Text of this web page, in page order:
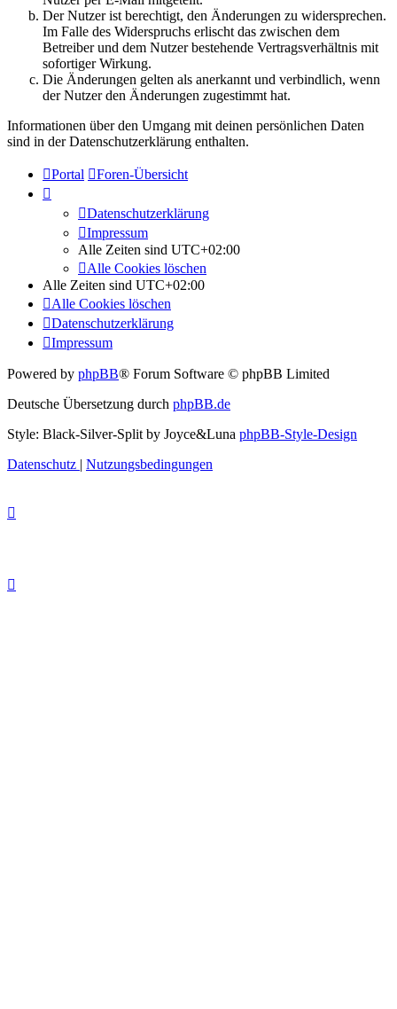
Der Nutzer ist berechtigt, den Änderungen zu widersprechen.
Im Falle des Widerspruchs erlischt das zwischen dem
Betreiber und dem Nutzer bestehende Vertragsverhältnis mit
sofortiger Wirkung.
Die Änderungen gelten als anerkannt und verbindlich, wenn
der Nutzer den Änderungen zugestimmt hat.
Informationen über den Umgang mit deinen persönlichen Daten
sind in der Datenschutzerklärung enthalten.
Portal Foren-Übersicht
Datenschutzerklärung
Impressum
Alle Zeiten sind UTC+02:00
Alle Cookies löschen
Alle Zeiten sind UTC+02:00
Alle Cookies löschen
Datenschutzerklärung
Impressum
Powered by phpBB® Forum Software © phpBB Limited
Deutsche Übersetzung durch phpBB.de
Style: Black-Silver-Split by Joyce&Luna phpBB-Style-Design
Datenschutz | Nutzungsbedingungen